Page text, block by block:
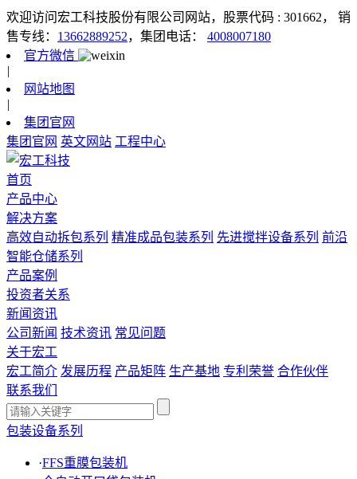
欢迎访问宏工科技股份有限公司网站，股票代码 : 301662，
销
售专线： 13662889252，集团电话： 4008007180
官方微信
|
网站地图
|
集团官网
集团官网 英文网站 工程中心
首页
产品中心
解决方案
高效自动拆包系列 精准成品包装系列 先进搅拌设备系列 前沿
智能仓储系列
产品案例
投资者关系
新闻资讯
公司新闻 技术资讯 常见问题
关于宏工
宏工简介 发展历程 产品矩阵 生产基地 专利荣誉 合作伙伴
联系我们
包装设备系列
·FFS重膜包装机